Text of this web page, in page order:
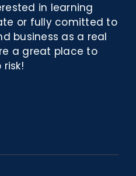
in learning
or fully comitted to
business as a real
a great place to